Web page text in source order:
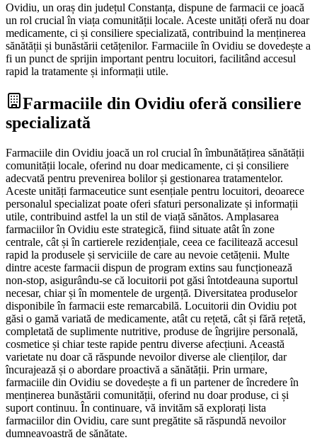
Ovidiu, un oraș din județul Constanța, dispune de farmacii ce joacă
un rol crucial în viața comunității locale. Aceste unități oferă nu doar
medicamente, ci și consiliere specializată, contribuind la menținerea
sănătății și bunăstării cetățenilor. Farmaciile în Ovidiu se dovedește a
fi un punct de sprijin important pentru locuitori, facilitând accesul
rapid la tratamente și informații utile.
Farmaciile din Ovidiu oferă consiliere
specializată
Farmaciile din Ovidiu joacă un rol crucial în îmbunătățirea sănătății
comunității locale, oferind nu doar medicamente, ci și consiliere
adecvată pentru prevenirea bolilor și gestionarea tratamentelor.
Aceste unități farmaceutice sunt esențiale pentru locuitori, deoarece
personalul specializat poate oferi sfaturi personalizate și informații
utile, contribuind astfel la un stil de viață sănătos. Amplasarea
farmaciilor în Ovidiu este strategică, fiind situate atât în zone
centrale, cât și în cartierele rezidențiale, ceea ce facilitează accesul
rapid la produsele și serviciile de care au nevoie cetățenii. Multe
dintre aceste farmacii dispun de program extins sau funcționează
non-stop, asigurându-se că locuitorii pot găsi întotdeauna suportul
necesar, chiar și în momentele de urgență. Diversitatea produselor
disponibile în farmacii este remarcabilă. Locuitorii din Ovidiu pot
găsi o gamă variată de medicamente, atât cu rețetă, cât și fără rețetă,
completată de suplimente nutritive, produse de îngrijire personală,
cosmetice și chiar teste rapide pentru diverse afecțiuni. Această
varietate nu doar că răspunde nevoilor diverse ale clienților, dar
încurajează și o abordare proactivă a sănătății. Prin urmare,
farmaciile din Ovidiu se dovedește a fi un partener de încredere în
menținerea bunăstării comunității, oferind nu doar produse, ci și
suport continuu. În continuare, vă invităm să explorați lista
farmaciilor din Ovidiu, care sunt pregătite să răspundă nevoilor
dumneavoastră de sănătate.